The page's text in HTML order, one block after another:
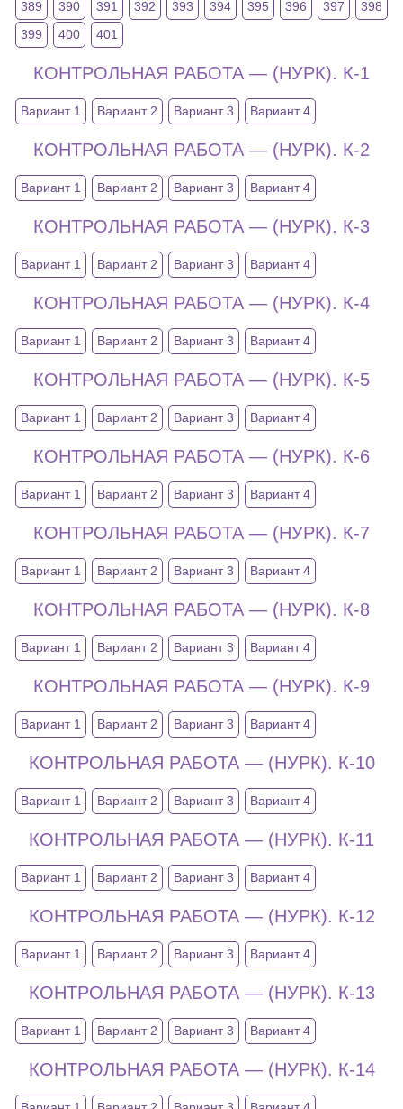
389 390 391 392 393 394 395 396 397
398
399
400 401
КОНТРОЛЬНАЯ РАБОТА — (НУРК). К-1
Вариант 1 Вариант 2 Вариант 3 Вариант 4
КОНТРОЛЬНАЯ РАБОТА — (НУРК). К-2
Вариант 1 Вариант 2 Вариант 3 Вариант 4
КОНТРОЛЬНАЯ РАБОТА — (НУРК). К-3
Вариант 1 Вариант 2 Вариант 3 Вариант 4
КОНТРОЛЬНАЯ РАБОТА — (НУРК). К-4
Вариант 1 Вариант 2 Вариант 3 Вариант 4
КОНТРОЛЬНАЯ РАБОТА — (НУРК). К-5
Вариант 1 Вариант 2 Вариант 3 Вариант 4
КОНТРОЛЬНАЯ РАБОТА — (НУРК). К-6
Вариант 1 Вариант 2 Вариант 3 Вариант 4
КОНТРОЛЬНАЯ РАБОТА — (НУРК). К-7
Вариант 1 Вариант 2 Вариант 3 Вариант 4
КОНТРОЛЬНАЯ РАБОТА — (НУРК). К-8
Вариант 1 Вариант 2 Вариант 3 Вариант 4
КОНТРОЛЬНАЯ РАБОТА — (НУРК). К-9
Вариант 1 Вариант 2 Вариант 3 Вариант 4
КОНТРОЛЬНАЯ РАБОТА — (НУРК). К-10
Вариант 1 Вариант 2 Вариант 3 Вариант 4
КОНТРОЛЬНАЯ РАБОТА — (НУРК). К-11
Вариант 1 Вариант 2 Вариант 3 Вариант 4
КОНТРОЛЬНАЯ РАБОТА — (НУРК). К-12
Вариант 1 Вариант 2 Вариант 3 Вариант 4
КОНТРОЛЬНАЯ РАБОТА — (НУРК). К-13
Вариант 1 Вариант 2 Вариант 3 Вариант 4
КОНТРОЛЬНАЯ РАБОТА — (НУРК). К-14